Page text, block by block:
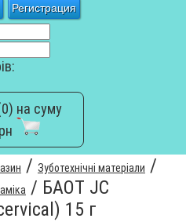
Регистрация
на суму
/ Зуботехнічні матеріали /
/ БАОТ JC
15 г